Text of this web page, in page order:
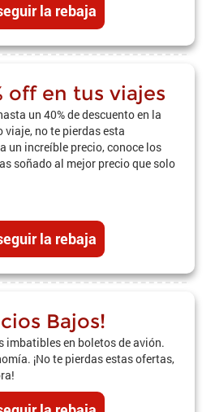
la rebaja
off en tus viajes
un 40% de descuento en la
viaje, no te pierdas esta
un increíble precio, conoce los
soñado al mejor precio que solo
la rebaja
Bajos!
imbatibles en boletos de avión.
¡No te pierdas estas ofertas,